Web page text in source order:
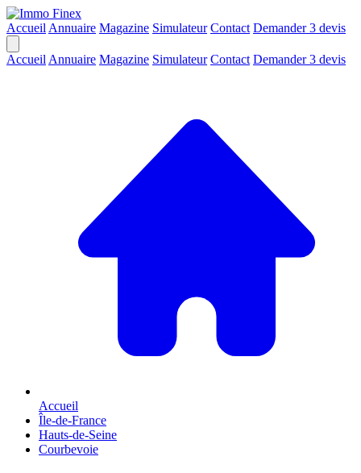
Accueil Annuaire Magazine Simulateur Contact Demander 3 devis
Accueil Annuaire Magazine Simulateur Contact Demander 3 devis
Accueil
Île-de-France
Hauts-de-Seine
Courbevoie